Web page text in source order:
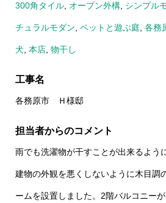
300角タイル, オープン外構, シンプル
チュラルモダン ペットと遊ぶ庭 各務
犬 本店, 物干し
工事名
各務原市 Ｈ様邸
担当者からのコメント
雨でも洗濯物が干すことが出来るよう
建物の外観を悪くしないように木目調
ームを設置しました。2階バルコニー